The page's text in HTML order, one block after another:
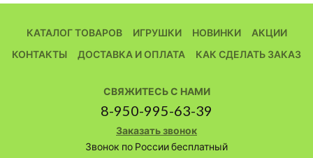
КАТАЛОГ ТОВАРОВ ИГРУШКИ НОВИНКИ
АКЦИИ
КОНТАКТЫ
ДОСТАВКА И ОПЛАТА КАК СДЕЛАТЬ ЗАКАЗ
СВЯЖИТЕСЬ С НАМИ
8-950-995-63-39
Заказать звонок
Звонок по России бесплатный